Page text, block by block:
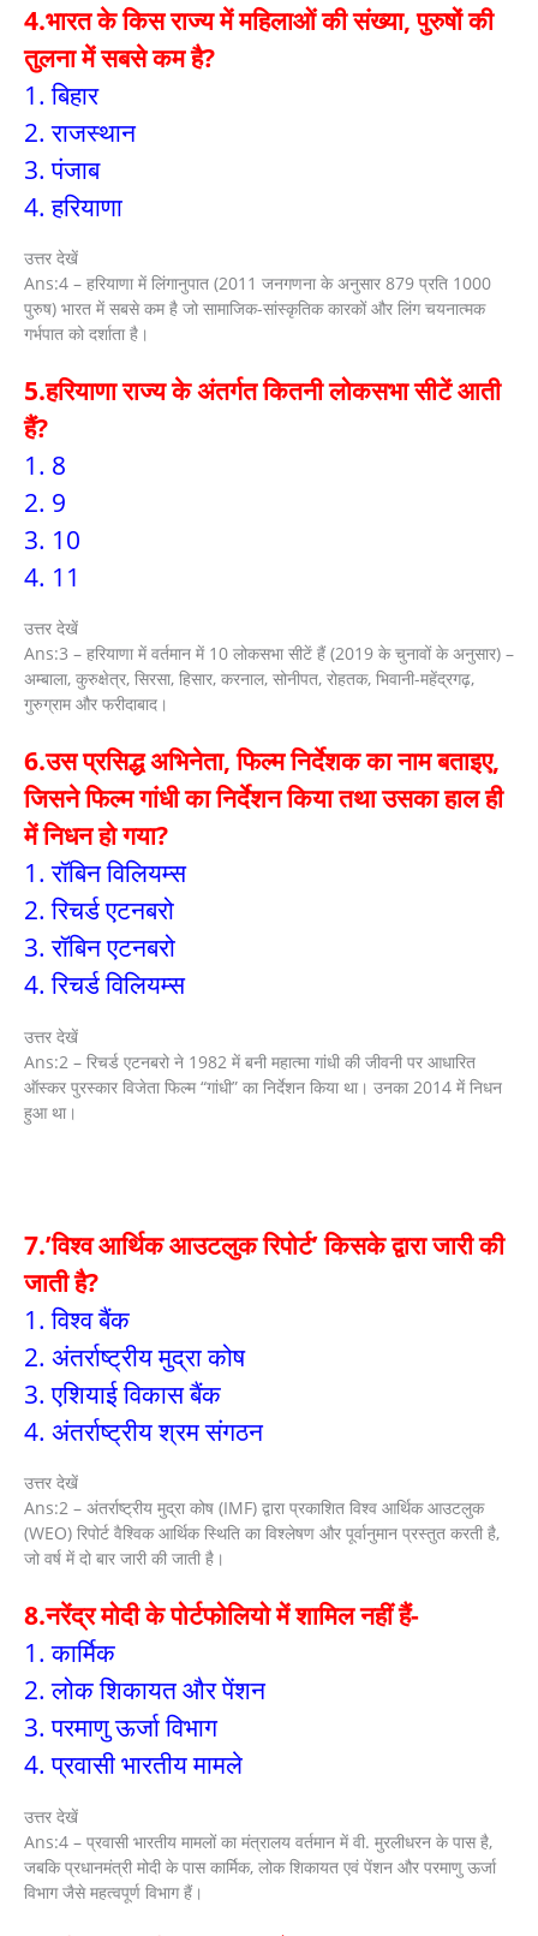
4.भारत के किस राज्य में महिलाओं की संख्या, पुरुषों की
तुलना में सबसे कम है?
1. बिहार
2. राजस्थान
3. पंजाब
4. हरियाणा
उत्तर देखें
Ans:4 – हरियाणा में लिंगानुपात (2011 जनगणना के अनुसार 879 प्रति 1000
पुरुष) भारत में सबसे कम है जो सामाजिक-सांस्कृतिक कारकों और लिंग चयनात्मक
गर्भपात को दर्शाता है।
5.हरियाणा राज्य के अंतर्गत कितनी लोकसभा सीटें आती
हैं?
1. 8
2. 9
3. 10
4. 11
उत्तर देखें
Ans:3 – हरियाणा में वर्तमान में 10 लोकसभा सीटें हैं (2019 के चुनावों के अनुसार) –
अम्बाला, कुरुक्षेत्र, सिरसा, हिसार, करनाल, सोनीपत, रोहतक, भिवानी-महेंद्रगढ़,
गुरुग्राम और फरीदाबाद।
6.उस प्रसिद्ध अभिनेता, फिल्म निर्देशक का नाम बताइए,
जिसने फिल्म गांधी का निर्देशन किया तथा उसका हाल ही
में निधन हो गया?
1. रॉबिन विलियम्स
2. रिचर्ड एटनबरो
3. रॉबिन एटनबरो
4. रिचर्ड विलियम्स
उत्तर देखें
Ans:2 – रिचर्ड एटनबरो ने 1982 में बनी महात्मा गांधी की जीवनी पर आधारित
ऑस्कर पुरस्कार विजेता फिल्म “गांधी” का निर्देशन किया था। उनका 2014 में निधन
हुआ था।
7.’विश्व आर्थिक आउटलुक रिपोर्ट’ किसके द्वारा जारी की
जाती है?
1. विश्व बैंक
2. अंतर्राष्ट्रीय मुद्रा कोष
3. एशियाई विकास बैंक
4. अंतर्राष्ट्रीय श्रम संगठन
उत्तर देखें
Ans:2 – अंतर्राष्ट्रीय मुद्रा कोष (IMF) द्वारा प्रकाशित विश्व आर्थिक आउटलुक
(WEO) रिपोर्ट वैश्विक आर्थिक स्थिति का विश्लेषण और पूर्वानुमान प्रस्तुत करती है,
जो वर्ष में दो बार जारी की जाती है।
8.नरेंद्र मोदी के पोर्टफोलियो में शामिल नहीं हैं-
1. कार्मिक
2. लोक शिकायत और पेंशन
3. परमाणु ऊर्जा विभाग
4. प्रवासी भारतीय मामले
उत्तर देखें
Ans:4 – प्रवासी भारतीय मामलों का मंत्रालय वर्तमान में वी. मुरलीधरन के पास है,
जबकि प्रधानमंत्री मोदी के पास कार्मिक, लोक शिकायत एवं पेंशन और परमाणु ऊर्जा
विभाग जैसे महत्वपूर्ण विभाग हैं।